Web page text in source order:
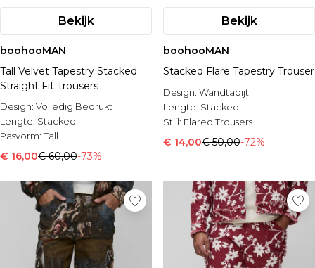
Bekijk
boohooMAN
Tall Velvet Tapestry Stacked
Straight Fit Trousers
Design: Volledig Bedrukt
Lengte: Stacked
Pasvorm:Tall
€ 16,00€ 60,00-73%
Bekijk
boohooMAN
Stacked Flare Tapestry Trouser
Design: Wandtapijt
Lengte: Stacked
Stijl: Flared Trousers
€ 14,00€ 50,00-72%